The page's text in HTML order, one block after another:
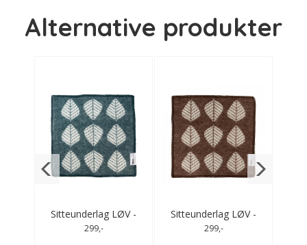
Alternative produkter
Sitteunderlag LØV -
mørk grønn
299,-
Sitteunderlag LØV -
brun
299,-